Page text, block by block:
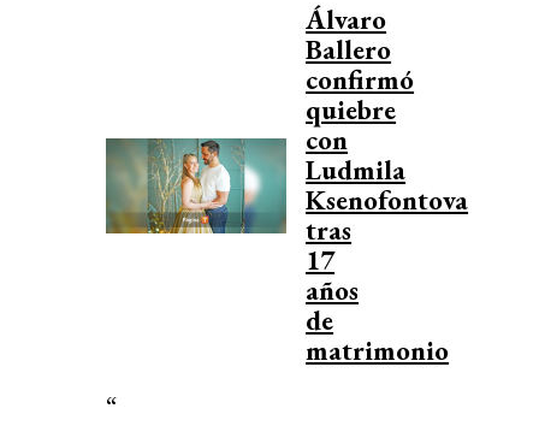
Álvaro
Ballero
confirmó
quiebre
con
Ludmila
Ksenofontova
tras
17
años
de
matrimonio
“